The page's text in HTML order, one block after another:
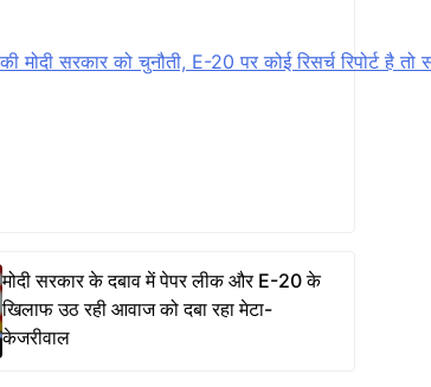
मोदी सरकार के दबाव में पेपर लीक और E-20 के
खिलाफ उठ रही आवाज को दबा रहा मेटा-
केजरीवाल